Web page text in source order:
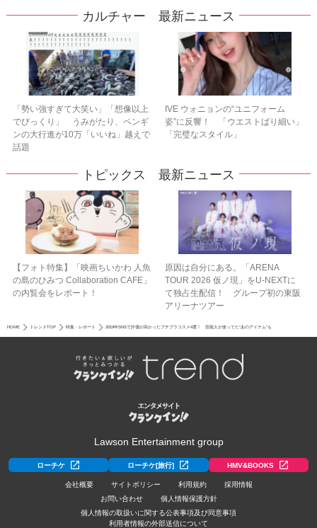
カルチャー 最新ニュース
「勢い強すぎて大笑い」「想像以上
でびっくり」 うみがたり、ペンギ
ンの大行進が10万「いいね」越えで
話題
IVE ウォニョンの“ユニフォーム
姿”に反響！ 「ウエストばり細い」
「完璧なスタイル」
トピックス 最新ニュース
【フォト特集】「映画ちいかわ 人魚
の島のひみつ Collaboration CAFE」
の内覧会をレポート！
原因は自分にある。「ARENA
TOUR 2026 仮ノ現」をU-NEXTに
て独占生配信！ グループ初の東阪
アリーナツアー
HOME トレンドTOP 特集・レポート 2019年SNSで評価が高かったプチプラコスメ4選！ 芸能人が使ってた“あのアイテム”も
Lawson Entertainment group
ローチケ ローチケ[旅行] HMV&BOOKS
会社概要 サイトポリシー 利用規約
採用情報
お問い合わせ
個人情報保護方針
個人情報の取扱いに関する公表事項及び同意事項
利用者情報の外部送信について